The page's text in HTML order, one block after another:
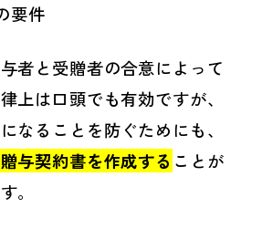
要件
者と受贈者の合意によって
上は口頭でも有効ですが、
なることを防ぐためにも、
与契約書を作成する ことが
。